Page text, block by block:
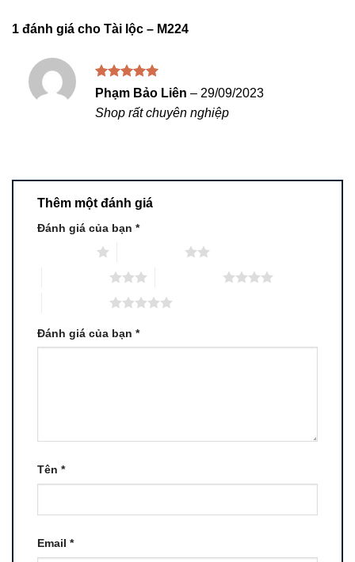
1 đánh giá cho Tài lộc – M224
Được xếp
hạng
sao
Phạm Bảo Liên – 29/09/2023
Shop rất chuyên nghiệp
Thêm một đánh giá
Đánh giá của bạn *
Đánh giá của bạn *
Tên *
Email *